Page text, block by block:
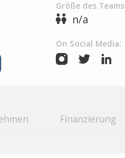
Größe des
n/a
On Social Media:
Finanzierung